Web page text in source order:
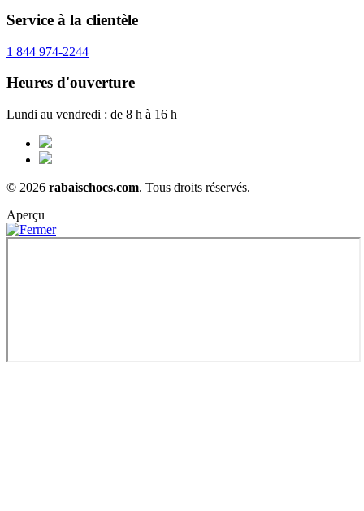
Service à la clientèle
1 844 974-2244
Heures d'ouverture
Lundi au vendredi : de 8 h à 16 h
© 2026 rabaischocs.com. Tous droits réservés.
Aperçu